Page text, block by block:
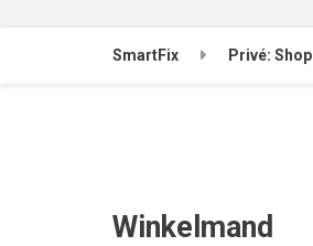
SmartFix Privé: Shop
Winkelmand